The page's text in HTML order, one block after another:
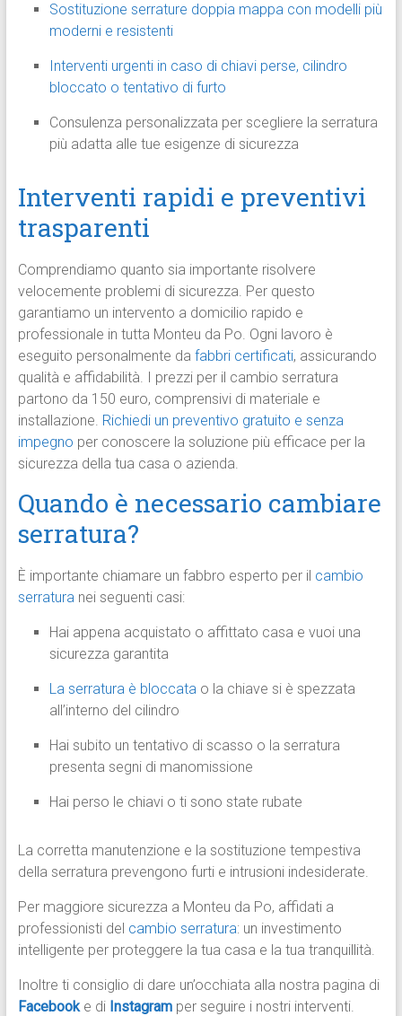
Sostituzione serrature doppia mappa con modelli più
moderni e resistenti
Interventi urgenti in caso di chiavi perse, cilindro
bloccato o tentativo di furto
Consulenza personalizzata per scegliere la serratura
più adatta alle tue esigenze di sicurezza
Interventi rapidi e preventivi
trasparenti
Comprendiamo quanto sia importante risolvere
velocemente problemi di sicurezza. Per questo
garantiamo un intervento a domicilio rapido e
professionale in tutta Monteu da Po. Ogni lavoro è
eseguito personalmente da fabbri certificati, assicurando
qualità e affidabilità. I prezzi per il cambio serratura
partono da 150 euro, comprensivi di materiale e
installazione. Richiedi un preventivo gratuito e senza
impegno per conoscere la soluzione più efficace per la
sicurezza della tua casa o azienda.
Quando è necessario cambiare
serratura?
È importante chiamare un fabbro esperto per il cambio
serraturanei seguenti casi:
Hai appena acquistato o affittato casa e vuoi una
sicurezza garantita
La serratura è bloccatao la chiave si è spezzata
all’interno del cilindro
Hai subito un tentativo di scasso o la serratura
presenta segni di manomissione
Hai perso le chiavi o ti sono state rubate
La corretta manutenzione e la sostituzione tempestiva
della serratura prevengono furti e intrusioni indesiderate.
Per maggiore sicurezza a Monteu da Po, affidati a
professionisti del cambio serratura: un investimento
intelligente per proteggere la tua casa e la tua tranquillità.
Inoltre ti consiglio di dare un’occhiata alla nostra pagina di
Facebook e di Instagram per seguire i nostri interventi.